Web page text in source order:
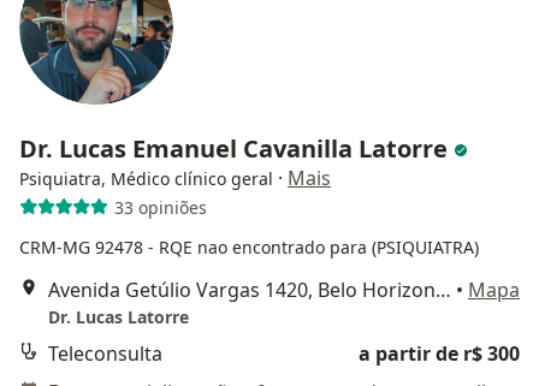
Dr. Lucas Emanuel Cavanilla Latorre
Psiquiatra, Médico clínico geral · Mais
33 opiniões
CRM-MG 92478 - RQE nao encontrado para (PSIQUIATRA)
Avenida Getúlio Vargas 1420, Belo Horizonte • Mapa
Dr. Lucas Latorre
Teleconsulta
a partir de r$ 300